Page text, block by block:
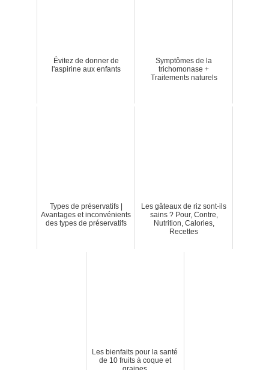
Évitez de donner de
l'aspirine aux enfants
Symptômes de la
trichomonase +
Traitements naturels
Types de préservatifs |
Avantages et inconvénients
des types de préservatifs
Les gâteaux de riz sont-ils
sains ? Pour, Contre,
Nutrition, Calories,
Recettes
Les bienfaits pour la santé
de 10 fruits à coque et